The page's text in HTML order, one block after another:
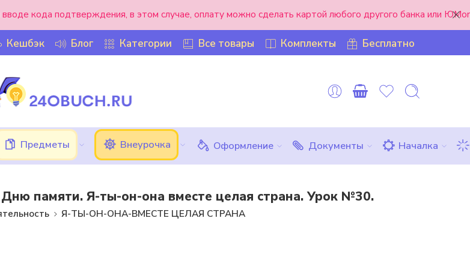
кода подтверждения, в этом случае, оплату можно сделать картой любого другого банка или
Кешбэк Блог Категории Все товары Комплекты Бесплатно
Предметы Внеурочка Оформление Документы Началка
Дню памяти. Я-ты-он-она вместе целая страна. Урок №30.
Я-ТЫ-ОН-ОНА-ВМЕСТЕ ЦЕЛАЯ СТРАНА